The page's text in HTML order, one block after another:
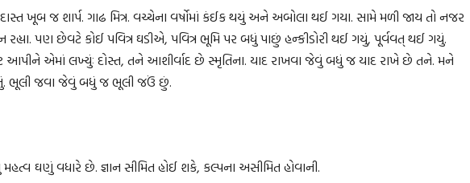
ખૂબ જ શાર્પ. ગાઢ મિત્ર. વચ્ચેના વર્ષોમાં કંઈક થયું અને અબોલા થઈ ગયા. સામે મળી જાય તો નજર
પણ છેવટે કોઈ પવિત્ર ઘડીએ, પવિત્ર ભૂમિ પર બધું પાછું હન્કીડોરી થઈ ગયું, પૂર્વવત્‌ થઈ ગયું.
એમાં લખ્યુંઃ દોસ્ત, તને આશીર્વાદ છે સ્મૃતિના. યાદ રાખવા જેવું બધું જ યાદ રાખે છે તને. મને
ભૂલી જવા જેવું બધું જ ભૂલી જઉં છું.
મહત્વ ઘણું વધારે છે. જ્ઞાન સીમિત હોઈ શકે, કલ્પના અસીમિત હોવાની.